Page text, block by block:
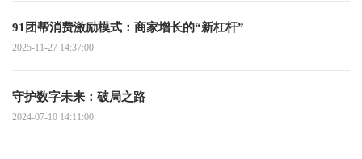
91团帮消费激励模式：商家增长的“新杠杆”
2025-11-27 14:37:00
守护数字未来：破局之路
2024-07-10 14:11:00